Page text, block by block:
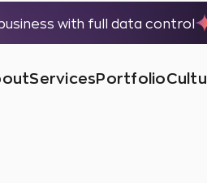
with full data control
Services Portfolio